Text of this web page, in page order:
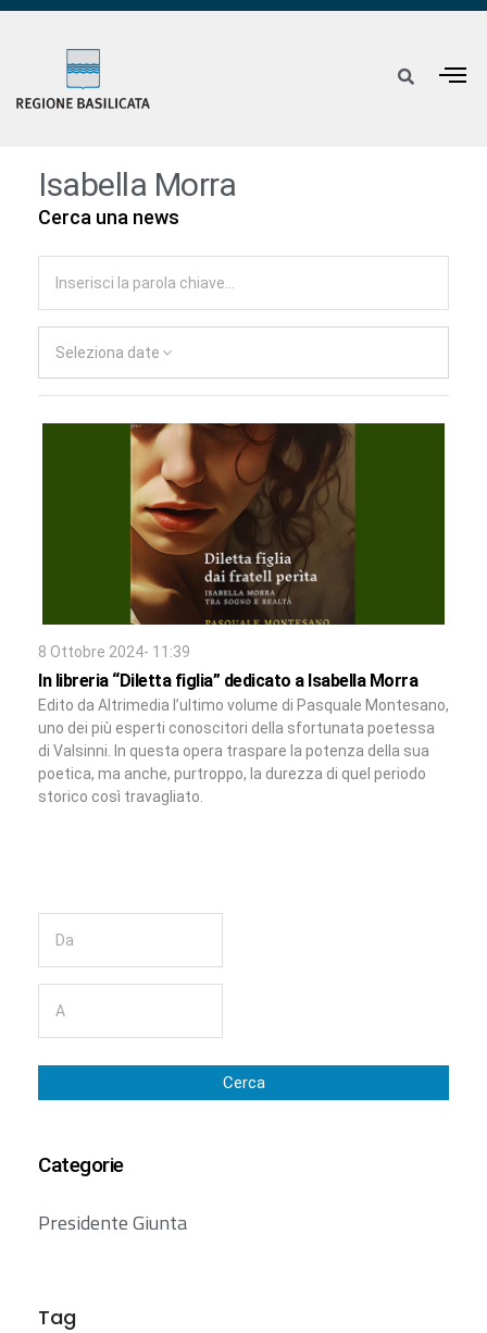
Isabella Morra
Cerca una news
Seleziona date
8 Ottobre 2024- 11:39
In libreria “Diletta figlia” dedicato a Isabella Morra
Edito da Altrimedia l’ultimo volume di Pasquale Montesano,
uno dei più esperti conoscitori della sfortunata poetessa
di Valsinni. In questa opera traspare la potenza della sua
poetica, ma anche, purtroppo, la durezza di quel periodo
storico così travagliato.
Cerca
Categorie
Presidente Giunta
Tag